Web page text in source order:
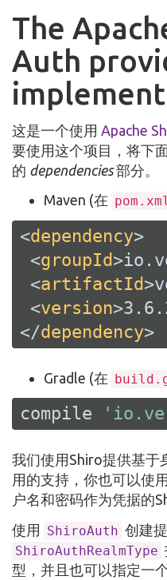
The
Auth
这是一个使用 Apache
要使用这个项目，将下
的 dependencies部分。
Maven (在
<dependency>
<groupId>
<artifactId>
<version>
</dependency>
Gradle (在
compile
我们使用Shiro提供基于
用的支持，你也可以使
户名和密码作为凭据的
使用 ShiroAuth 创建
ShiroAuthRealmType
型，并且也可以指定一